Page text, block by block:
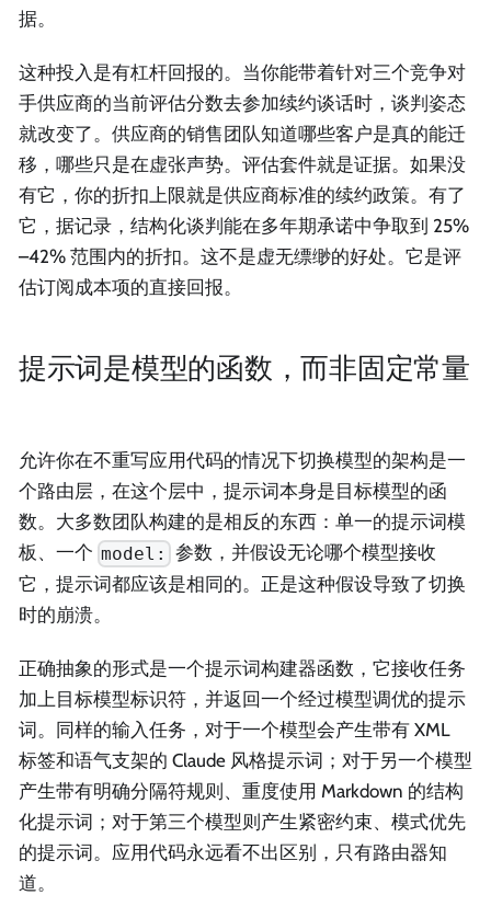
约
据。
这种投入是有杠杆回报的。当你能带着针对三个竞争对
手供应商的当前评估分数去参加续约谈话时，谈判姿态
就改变了。供应商的销售团队知道哪些客户是真的能迁
移，哪些只是在虚张声势。评估套件就是证据。如果没
有它，你的折扣上限就是供应商标准的续约政策。有了
它，据记录，结构化谈判能在多年期承诺中争取到 25%
–42% 范围内的折扣。这不是虚无缥缈的好处。它是评
估订阅成本项的直接回报。
提示词是模型的函数，而非固定常量
允许你在不重写应用代码的情况下切换模型的架构是一
个路由层，在这个层中，提示词本身是目标模型的函
数。大多数团队构建的是相反的东西：单一的提示词模
板、一个 model:
参数，并假设无论哪个模型接收
它，提示词都应该是相同的。正是这种假设导致了切换
时的崩溃。
正确抽象的形式是一个提示词构建器函数，它接收任务
加上目标模型标识符，并返回一个经过模型调优的提示
词。同样的输入任务，对于一个模型会产生带有 XML
标签和语气支架的 Claude 风格提示词；对于另一个模型
产生带有明确分隔符规则、重度使用 Markdown 的结构
化提示词；对于第三个模型则产生紧密约束、模式优先
的提示词。应用代码永远看不出区别，只有路由器知
道。